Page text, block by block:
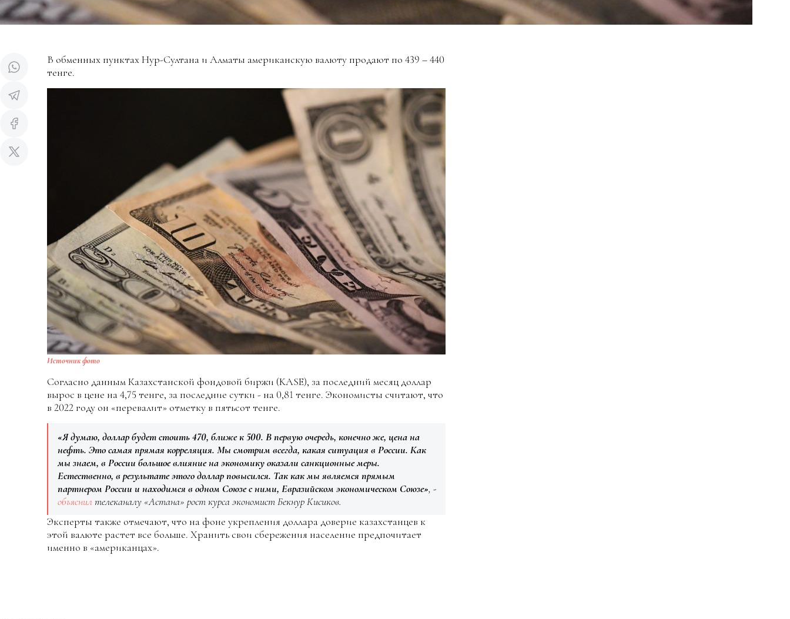
В обменных пунктах Нур-Султана и Алматы американскую валюту продают по 439 – 440
тенге.
Источник фото
Согласно данным Казахстанской фондовой биржи (KASE), за последний месяц доллар
вырос в цене на 4,75 тенге, за последние сутки - на 0,81 тенге. Экономисты считают, что
в 2022 году он «перевалит» отметку в пятьсот тенге.
«Я думаю, доллар будет стоить 470, ближе к 500. В первую очередь, конечно же, цена на
нефть. Это самая прямая корреляция. Мы смотрим всегда, какая ситуация в России. Как
мы знаем, в России большое влияние на экономику оказали санкционные меры.
Естественно, в результате этого доллар повысился. Так как мы являемся прямым
партнером России и находимся в одном Союзе с ними, Евразийском экономическом Союзе», -
объяснилтелеканалу «Астана» рост курса экономист Бекнур Кисиков.
Эксперты также отмечают, что на фоне укрепления доллара доверие казахстанцев к
этой валюте растет все больше. Хранить свои сбережения население предпочитает
именно в «американцах».